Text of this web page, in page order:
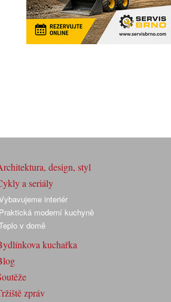
design, styl
a seriály
interiér
Praktická moderní kuchyně
v domě
kuchařka
zpráv